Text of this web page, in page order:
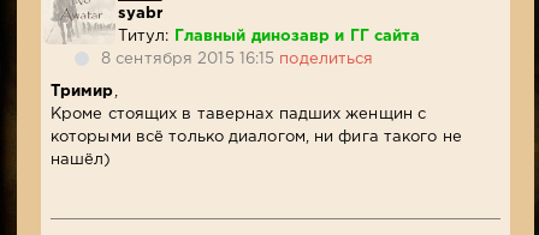
syabr
Титул:
Главный динозавр и ГГ сайта
8 сентября 2015 16:15
поделиться
Тримир,
Кроме стоящих в тавернах падших женщин с
которыми всё только диалогом, ни фига такого не
нашёл)